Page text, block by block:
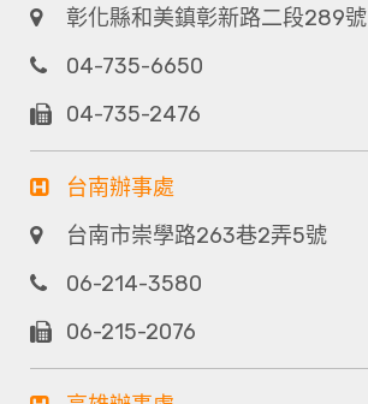
彰化縣和美鎮彰新路二段289號
04-735-6650
04-735-2476
台南辦事處
台南市崇學路263巷2弄5號
06-214-3580
06-215-2076